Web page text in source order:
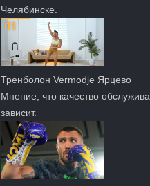
Челябинске.
Тренболон Vermodje Ярцево
Мнение, что качество
зависит.